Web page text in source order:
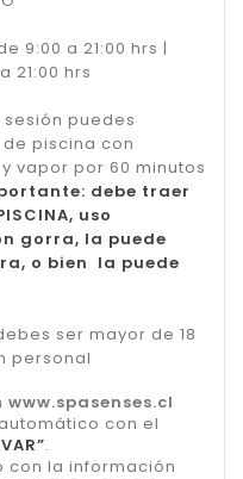
9:00 a 21:00 hrs |
21:00 hrs
puedes
piscina con
vapor por 60 minutos
debe traer
uso
gorra, la puede
o bien la puede
ser mayor de 18
personal
www.spasenses.cl
con el
.
con la información